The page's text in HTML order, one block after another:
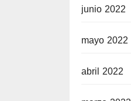
junio 2022
mayo 2022
abril 2022